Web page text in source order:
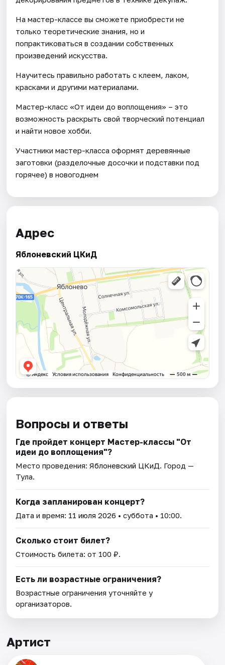
На мастер-классе вы сможете приобрести не
только теоретические знания, но и
попрактиковаться в создании собственных
произведений искусства.
Научитесь правильно работать с клеем, лаком,
красками и другими материалами.
Мастер-класс «От идеи до воплощения» – это
возможность раскрыть свой творческий потенциал
и найти новое хобби.
Участники мастер-класса оформят деревянные
заготовки (разделочные досочки и подставки под
горячее) в новогоднем
Адрес
Яблоневский ЦКиД
Вопросы и ответы
Где пройдет концерт Мастер-классы "От
идеи до воплощения"?
Место проведения:Яблоневский ЦКиД. Город —
Тула.
Когда запланирован концерт?
Дата и время: 11 июля 2026 • суббота • 10:00.
Сколько стоит билет?
Стоимость билета: от 100 ₽.
Есть ли возрастные ограничения?
Возрастные ограничения уточняйте у
организаторов.
Артист